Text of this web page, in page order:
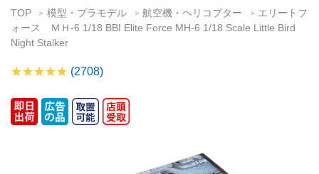
TOP 模型・プラモデル 航空機・ヘリコプター
エリートフ
ォース ＭＨ-6 1/18 BBI Elite Force MH-6 1/18 Scale Little Bird
Night Stalker
(2708)